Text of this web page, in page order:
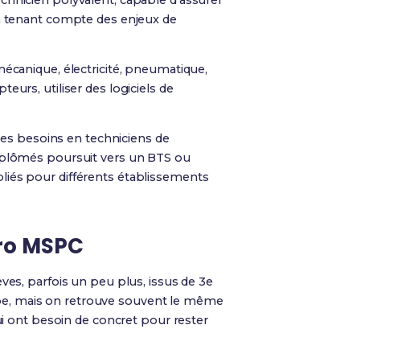
tenant compte des enjeux de
électricité, pneumatique,
utiliser des logiciels de
besoins en techniciens de
poursuit vers un BTS ou
pour différents établissements
MSPC
parfois un peu plus, issus de 3e
mais on retrouve souvent le même
ont besoin de concret pour rester